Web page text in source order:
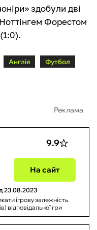
здобули дві
Форестом
Англія Футбол
Реклама
9.9
На сайт
23.08.2023
ігрову залежність.
відповідальної гри